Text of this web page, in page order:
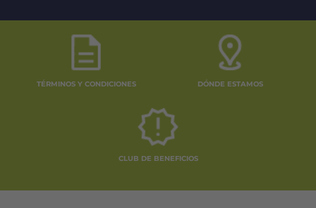
TÉRMINOS Y CONDICIONES DÓNDE ESTAMOS
CLUB DE BENEFICIOS